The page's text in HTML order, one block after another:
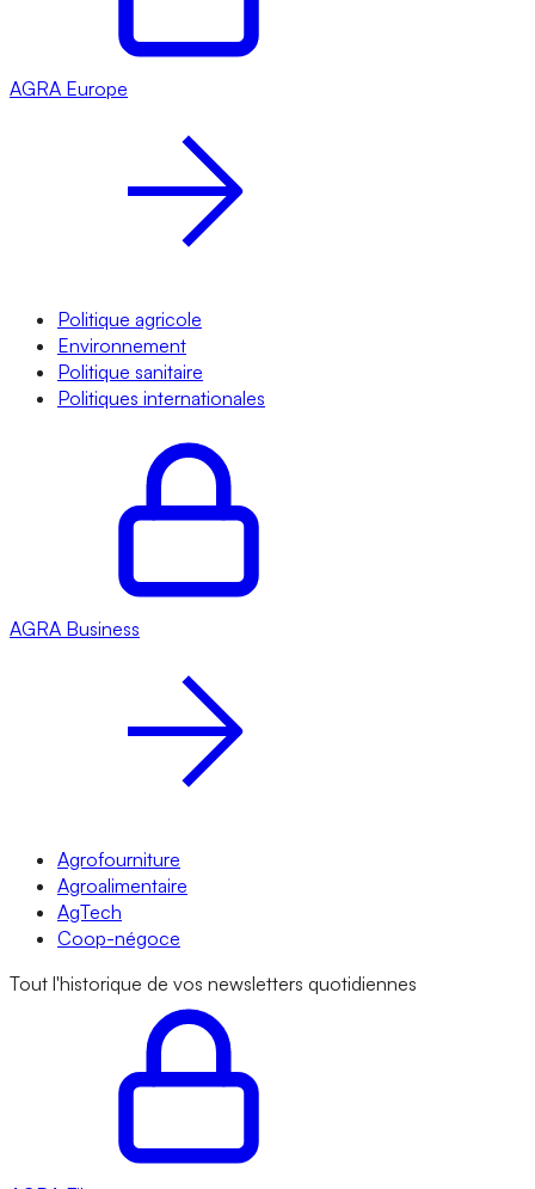
AGRA Europe
Politique agricole
Environnement
Politique sanitaire
Politiques internationales
AGRA Business
Agrofourniture
Agroalimentaire
AgTech
Coop-négoce
Tout l'historique de vos newsletters quotidiennes